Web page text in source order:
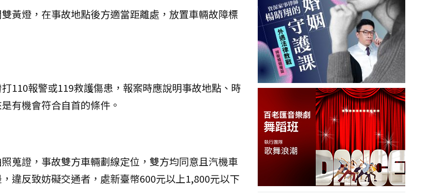
黃燈，在事故地點後方適當距離處，放置車輛故障標
110報警或119救護傷患，報案時應說明事故地點、時
有機會符合自首的條件。
蒐證，事故雙方車輛劃線定位，雙方均同意且汽機車
違反致妨礙交通者，處新臺幣600元以上1,800元以下